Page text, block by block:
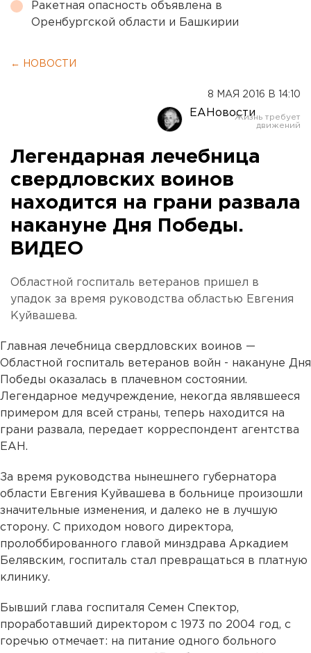
Ракетная опасность объявлена в
Оренбургской области и Башкирии
← НОВОСТИ
8 МАЯ 2016 В 14:10
ЕАНовости
Легендарная лечебница
свердловских воинов
находится на грани развала
накануне Дня Победы.
ВИДЕО
Областной госпиталь ветеранов пришел в
упадок за время руководства областью Евгения
Куйвашева.
Главная лечебница свердловских воинов —
Областной госпиталь ветеранов войн - накануне Дня
Победы оказалась в плачевном состоянии.
Легендарное медучреждение, некогда являвшееся
примером для всей страны, теперь находится на
грани развала, передает корреспондент агентства
ЕАН.
За время руководства нынешнего губернатора
области Евгения Куйвашева в больнице произошли
значительные изменения, и далеко не в лучшую
сторону. С приходом нового директора,
пролоббированного главой минздрава Аркадием
Белявским, госпиталь стал превращаться в платную
клинику.
Бывший глава госпиталя Семен Спектор,
проработавший директором с 1973 по 2004 год, с
горечью отмечает: на питание одного больного